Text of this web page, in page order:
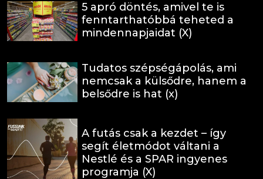
5 apró döntés, amivel te is
fenntarthatóbbá teheted a
mindennapjaidat (X)
Tudatos szépségápolás, ami
nemcsak a külsődre, hanem a
belsődre is hat (x)
A futás csak a kezdet – így
segít életmódot váltani a
Nestlé és a SPAR ingyenes
programja (X)